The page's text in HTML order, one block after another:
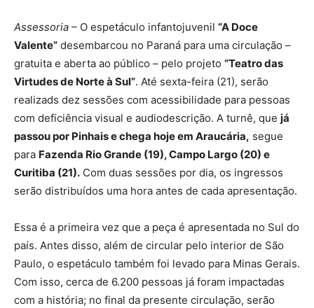
Assessoria – O espetáculo infantojuvenil “A Doce
Valente” desembarcou no Paraná para uma circulação –
gratuita e aberta ao público – pelo projeto “Teatro das
Virtudes de Norte à Sul”. Até sexta-feira (21), serão
realizads dez sessões com acessibilidade para pessoas
com deficiência visual e audiodescrição. A turnê, que já
passou por Pinhais e chega hoje em Araucária, segue
para Fazenda Rio Grande (19), Campo Largo (20) e
Curitiba (21). Com duas sessões por dia, os ingressos
serão distribuídos uma hora antes de cada apresentação.
Essa é a primeira vez que a peça é apresentada no Sul do
país. Antes disso, além de circular pelo interior de São
Paulo, o espetáculo também foi levado para Minas Gerais.
Com isso, cerca de 6.200 pessoas já foram impactadas
com a história; no final da presente circulação, serão